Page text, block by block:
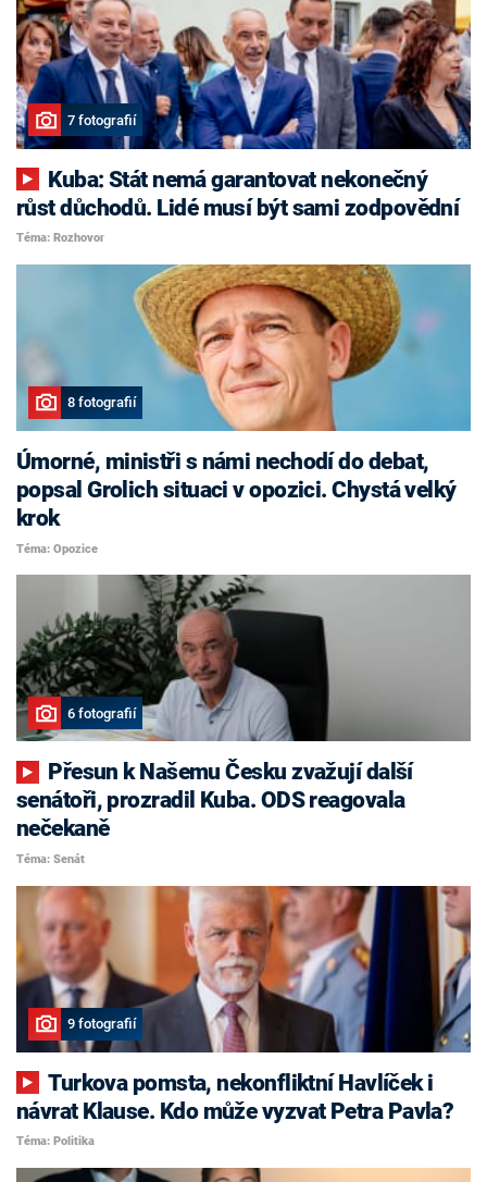
7 fotografií
růst důchodů. Lidé musí být sami zodpovědní
Téma: Rozhovor
8 fotografií
Úmorné, ministři s námi nechodí do debat,
popsal Grolich situaci v opozici. Chystá velký
krok
Téma: Opozice
6 fotografií
senátoři, prozradil Kuba. ODS reagovala
nečekaně
Téma: Senát
9 fotografií
Turkova pomsta, nekonfliktní Havlíček i
návrat Klause. Kdo může vyzvat Petra Pavla?
Téma: Politika